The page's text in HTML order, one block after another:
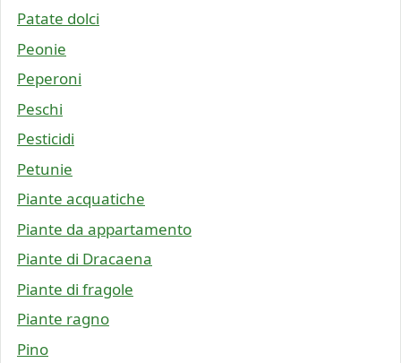
Patate dolci
Peonie
Peperoni
Peschi
Pesticidi
Petunie
Piante acquatiche
Piante da appartamento
Piante di Dracaena
Piante di fragole
Piante ragno
Pino